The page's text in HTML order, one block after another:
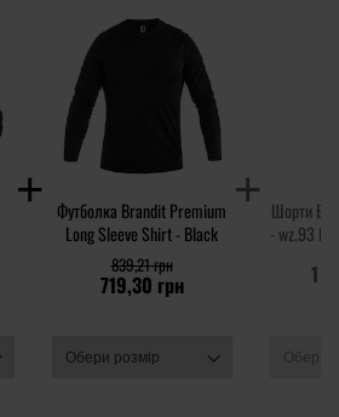
Футболка Brandit Premium
Long Sleeve Shirt - Black
719,30 грн
839,21 грн
Шорти
- wz.93
1